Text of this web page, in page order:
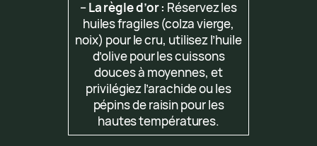
–La règle d’or : Réservez les
huiles fragiles (colza vierge,
noix) pour le cru, utilisez l’huile
d’olive pour les cuissons
douces à moyennes, et
privilégiez l’arachide ou les
pépins de raisin pour les
hautes températures.